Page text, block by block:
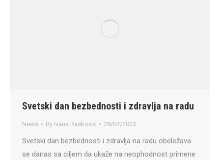
Svetski dan bezbednosti i zdravlja na radu
News By Ivana Raskovic 28/04/2023
Svetski dan bezbednosti i zdravlja na radu obeležava
se danas sa ciljem da ukaže na neophodnost primene